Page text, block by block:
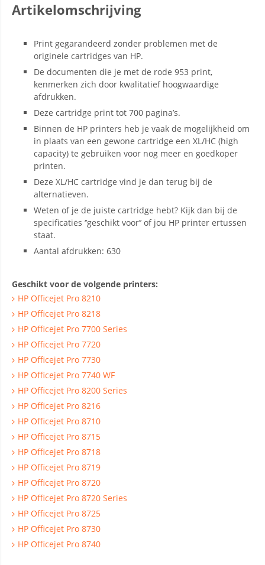
Artikelomschrijving
Print gegarandeerd zonder problemen met de
originele cartridges van HP.
De documenten die je met de rode 953 print,
kenmerken zich door kwalitatief hoogwaardige
afdrukken.
Deze cartridge print tot 700 pagina’s.
Binnen de HP printers heb je vaak de mogelijkheid om
in plaats van een gewone cartridge een XL/HC (high
capacity) te gebruiken voor nog meer en goedkoper
printen.
Deze XL/HC cartridge vind je dan terug bij de
alternatieven.
Weten of je de juiste cartridge hebt? Kijk dan bij de
specificaties ‘’geschikt voor’’ of jou HP printer ertussen
staat.
Aantal afdrukken: 630
Geschikt voor de volgende printers:
HP Officejet Pro 8210
HP Officejet Pro 8218
HP Officejet Pro 7700 Series
HP Officejet Pro 7720
HP Officejet Pro 7730
HP Officejet Pro 7740 WF
HP Officejet Pro 8200 Series
HP Officejet Pro 8216
HP Officejet Pro 8710
HP Officejet Pro 8715
HP Officejet Pro 8718
HP Officejet Pro 8719
HP Officejet Pro 8720
HP Officejet Pro 8720 Series
HP Officejet Pro 8725
HP Officejet Pro 8730
HP Officejet Pro 8740